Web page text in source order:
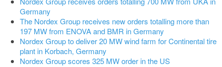
Germany
The Nordex Group receives new orders totalling more than
197 MW from ENOVA and BMR in Germany
Nordex Group to deliver 20 MW wind farm for Continental tire
plant in Korbach, Germany
Nordex Group scores 325 MW order in the US